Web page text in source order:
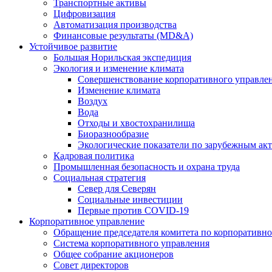
Транспортные активы
Цифровизация
Автоматизация производства
Финансовые результаты (MD&A)
Устойчивое развитие
Большая Норильская экспедиция
Экология и изменение климата
Совершенствование корпоративного
Изменение климата
Воздух
Вода
Отходы и хвостохранилища
Биоразнообразие
Экологические показатели по зарубежным
Кадровая политика
Промышленная безопасность и охрана труда
Социальная стратегия
Север для Северян
Социальные инвестиции
Первые против COVID‑19
Корпоративное управление
Обращение председателя комитета по
Система корпоративного управления
Общее собрание акционеров
Совет директоров